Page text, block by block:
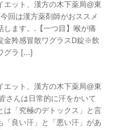
エット、漢方の木下薬局@東
回は漢方薬剤師がおススメ
します。.【一つ目】喉が痛
金羚感冒散ワグラスD錠※飲
グラ […]
エット、漢方の木下薬局@東
さんは日常的に汗をかいて
は「究極のデトックス」と言
「良い汗」と「悪い汗」があ